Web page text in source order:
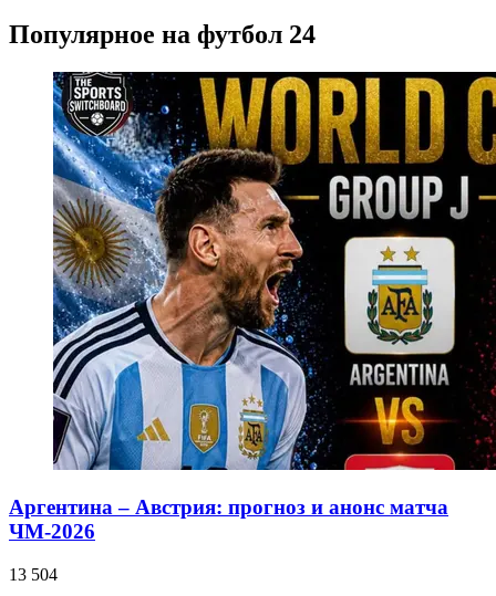
Популярное на футбол 24
Аргентина – Австрия: прогноз и анонс матча
ЧМ-2026
13 504